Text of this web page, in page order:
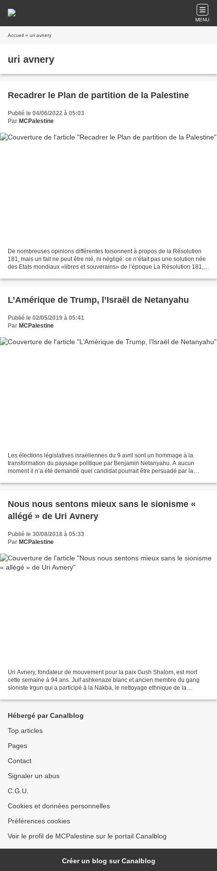
MENU
Accueil » uri avnery
uri avnery
Recadrer le Plan de partition de la Palestine
Publié le 04/06/2022 à 05:03
Par MCPalestine
De nombreuses opinions différentes foisonnent à propos de la Résolution
181, mais un fait ne peut être nié, ni négligé: ce n’était pas une solution née
des Etats mondiaux «libres et souverains» de l’époque La Résolution 181,
L’Amérique de Trump, l’Israël de Netanyahu
Publié le 02/05/2019 à 05:41
Par MCPalestine
Les élections législatives israéliennes du 9 avril sont un hommage à la
transformation du paysage politique par Benjamin Netanyahu. A aucun
moment il n’a été demandé quel candidat pourrait être persuadé par la
Nous nous sentons mieux sans le sionisme «
allégé » de Uri Avnery
Publié le 30/08/2018 à 05:33
Par MCPalestine
Uri Avnery, fondateur de mouvement pour la paix Gush Shalom, est mort
cette semaine à 94 ans. Juif ashkenaze blanc et ancien membre du gang
sioniste Irgun qui a participé à la Nakba, le nettoyage ethnique de la
Hébergé par Canalblog
Top articles
Pages
Contact
Signaler un abus
C.G.U.
Cookies et données personnelles
Préférences cookies
Voir le profil de MCPalestine sur le portail Canalblog
Créer un blog sur Canalblog